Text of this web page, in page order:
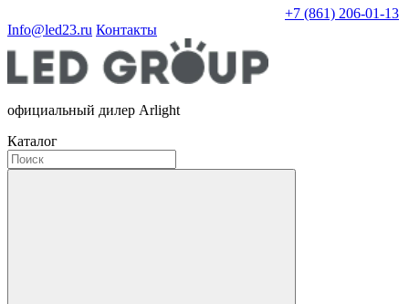
+7 (861) 206-01-13
Info@led23.ru Контакты
официальный дилер Arlight
Каталог